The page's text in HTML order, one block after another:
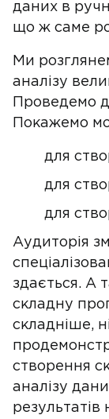
даних в
що ж саме
Ми
аналізу
Проведемо
Покажемо
для
для
для
Аудиторія
здається. А
складну
складніше,
створення
аналізу
результатів